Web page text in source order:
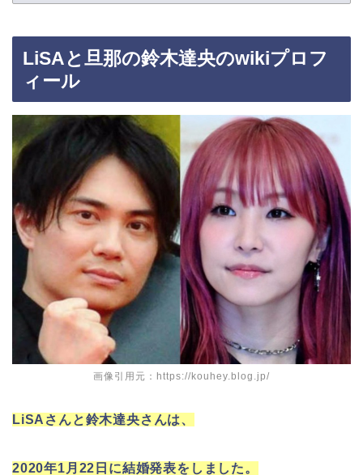
LiSAと旦那の鈴木達央のwikiプロフ
ィール
画像引用元：https://kouhey.blog.jp/
LiSAさんと鈴木達央さんは、
2020年1月22日に結婚発表をしました。